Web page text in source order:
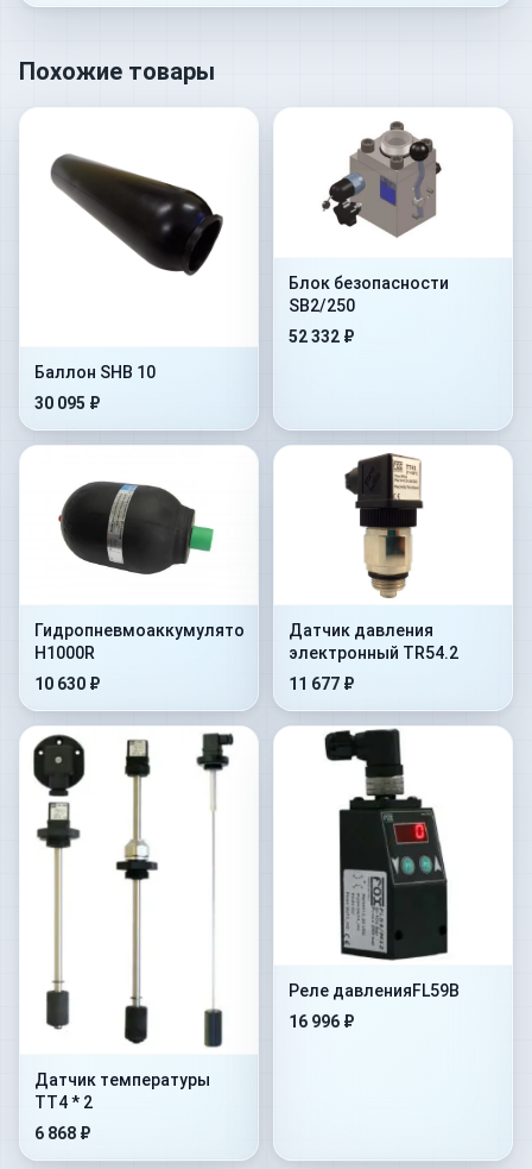
Похожие товары
Баллон SHB 10
30 095 ₽
Блок безопасности
SB2/250
52 332 ₽
Гидропневмоаккумулятор
H1000R
10 630 ₽
Датчик давления
электронный TR54.2
11 677 ₽
Датчик температуры
TT4 * 2
6 868 ₽
Реле давленияFL59B
16 996 ₽